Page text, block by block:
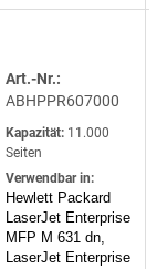
Art.-Nr.:
ABHPPR607000
Kapazität: 11.000
Seiten
Verwendbar in:
Hewlett Packard
LaserJet Enterprise
MFP M 631 dn,
LaserJet Enterprise